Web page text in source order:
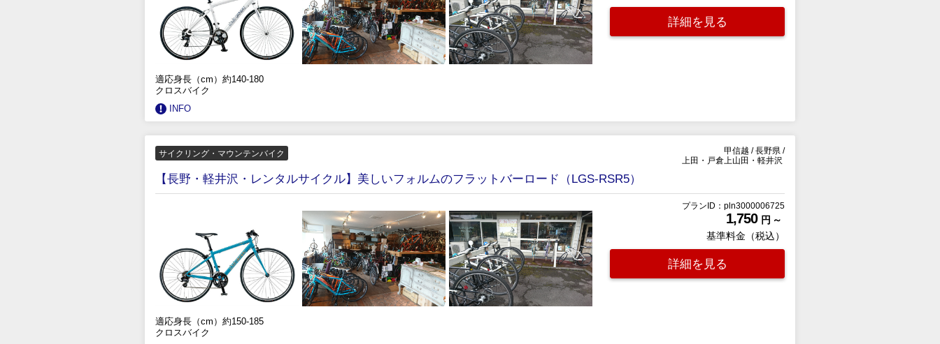
詳細を見る
適応身長（cm）約140-180
クロスバイク
INFO
サイクリング・マウンテンバイク 甲信越 / 長野県 /
上田・戸倉上山田・軽井沢
【長野・軽井沢・レンタルサイクル】美しいフォルムのフラットバーロード（LGS-RSR5）
プランID：pln3000006725
1,750 円 ～
基準料金（税込）
詳細を見る
適応身長（cm）約150-185
クロスバイク